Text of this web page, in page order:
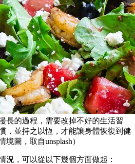
長的過程，需要改掉不好的生活習
，並持之以恆，才能讓身體恢復到健
圖，取自unsplash）
況，可以從以下幾個方面做起：